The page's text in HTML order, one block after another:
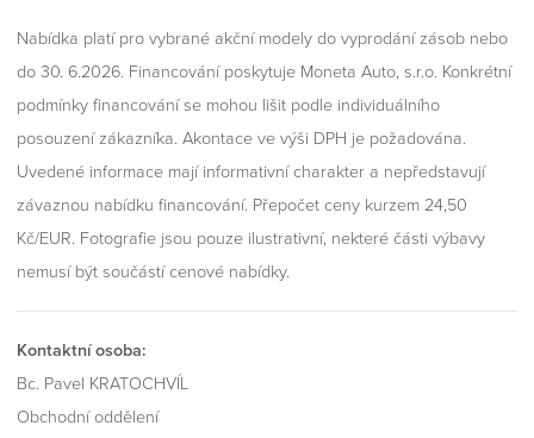
Nabídka platí pro vybrané akční modely do vyprodání zásob nebo
do 30. 6.2026. Financování poskytuje Moneta Auto, s.r.o. Konkrétní
podmínky financování se mohou lišit podle individuálního
posouzení zákazníka. Akontace ve výši DPH je požadována.
Uvedené informace mají informativní charakter a nepředstavují
závaznou nabídku financování. Přepočet ceny kurzem 24,50
Kč/EUR. Fotografie jsou pouze ilustrativní, nekteré části výbavy
nemusí být součástí cenové nabídky.
Kontaktní osoba:
Bc. Pavel KRATOCHVÍL
Obchodní oddělení